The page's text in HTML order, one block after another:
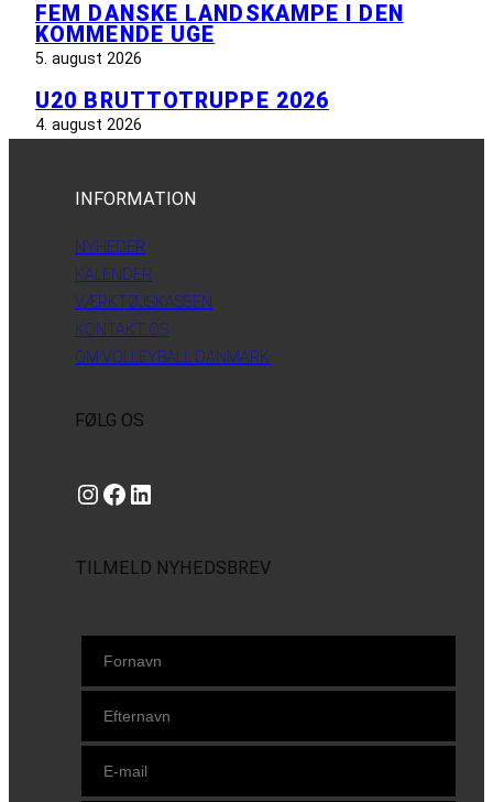
FEM DANSKE LANDSKAMPE I DEN
KOMMENDE UGE
5. august 2026
U20 BRUTTOTRUPPE 2026
4. august 2026
INFORMATION
NYHEDER
KALENDER
VÆRKTØJSKASSEN
KONTAKT OS
OM VOLLEYBALL DANMARK
FØLG OS
Instagram https://www.facebook.com/danishbeachvolleytour LinkedIn
TILMELD NYHEDSBREV